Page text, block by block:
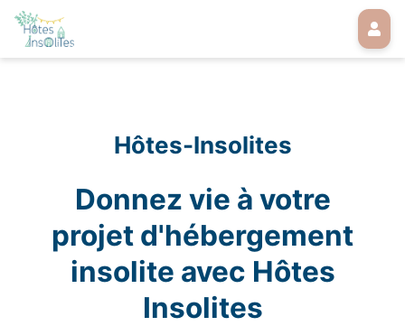
Hôtes-Insolites
Donnez vie à votre
projet d'hébergement
insolite avec Hôtes
Insolites